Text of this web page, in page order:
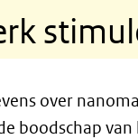
over
boodschap